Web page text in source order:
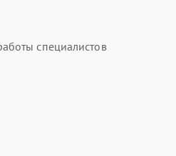
специалистов